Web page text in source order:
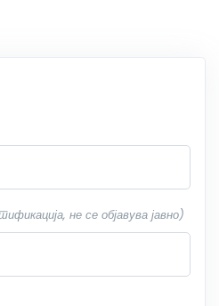
не се објавува јавно)